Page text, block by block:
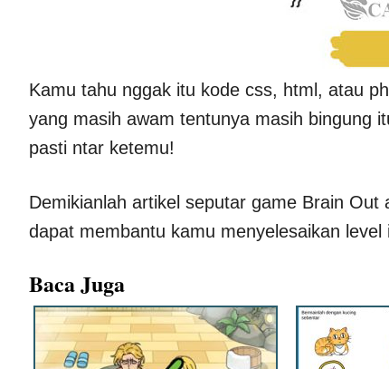
Kamu tahu nggak itu kode css, html, atau
yang masih awam tentunya masih bingung
pasti ntar ketemu!
Demikianlah artikel seputar game Brain
dapat membantu kamu menyelesaikan level
Baca Juga